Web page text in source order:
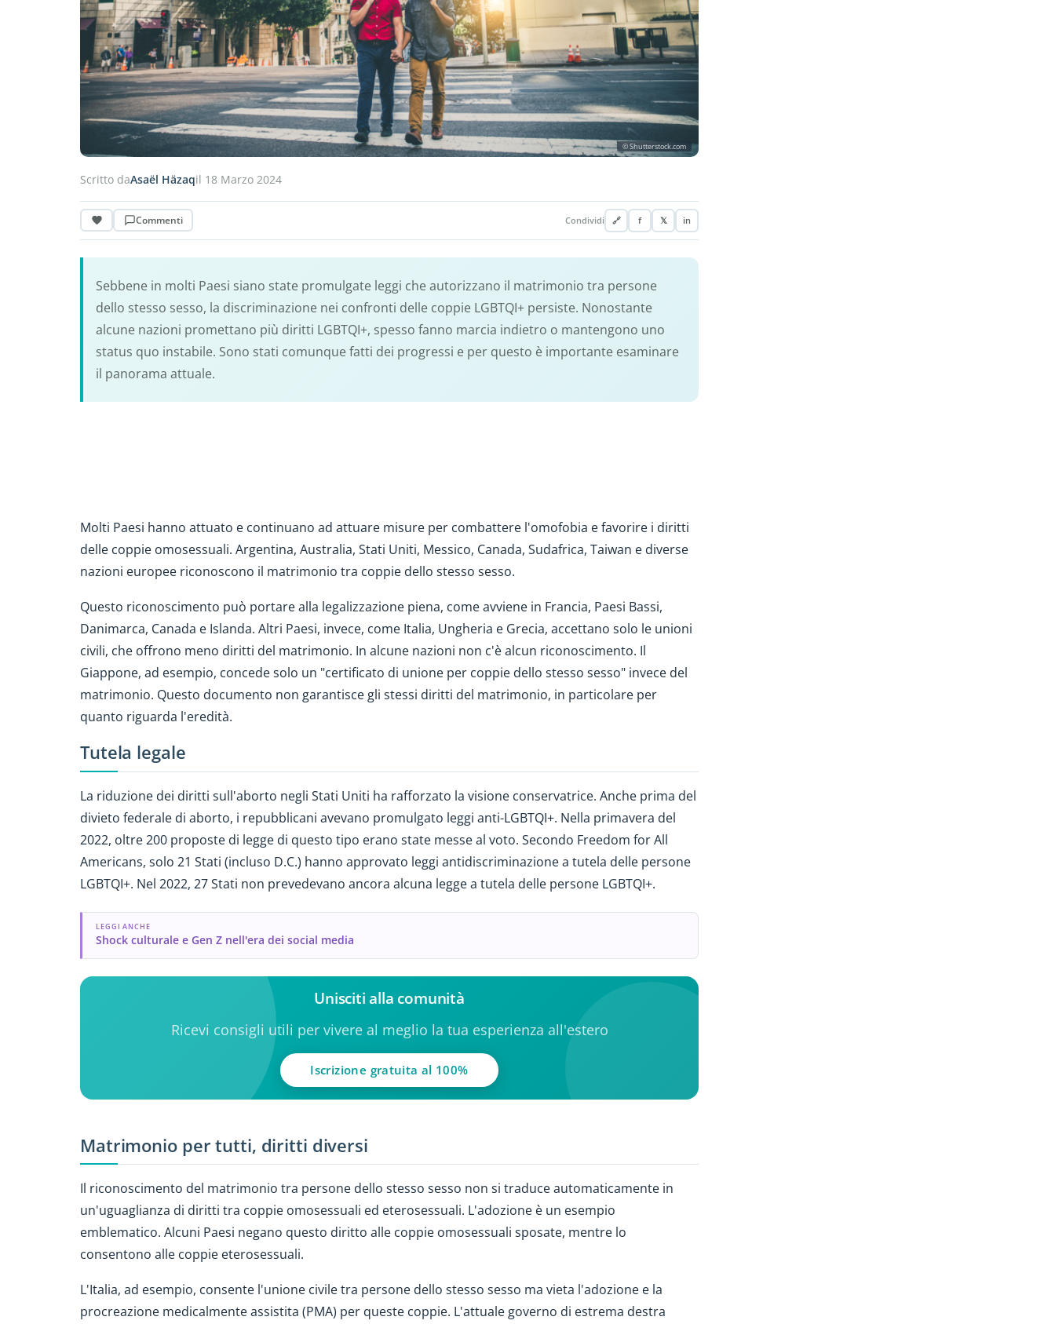
© Shutterstock.com
Scritto daAsaël Häzaqil 18 Marzo 2024
Commenti Condividi 🔗 f 𝕏 in
Sebbene in molti Paesi siano state promulgate leggi che autorizzano il matrimonio tra persone
dello stesso sesso, la discriminazione nei confronti delle coppie LGBTQI+ persiste. Nonostante
alcune nazioni promettano più diritti LGBTQI+, spesso fanno marcia indietro o mantengono uno
status quo instabile. Sono stati comunque fatti dei progressi e per questo è importante esaminare
il panorama attuale.
Molti Paesi hanno attuato e continuano ad attuare misure per combattere l'omofobia e favorire i diritti
delle coppie omosessuali. Argentina, Australia, Stati Uniti, Messico, Canada, Sudafrica, Taiwan e diverse
nazioni europee riconoscono il matrimonio tra coppie dello stesso sesso.
Questo riconoscimento può portare alla legalizzazione piena, come avviene in Francia, Paesi Bassi,
Danimarca, Canada e Islanda. Altri Paesi, invece, come Italia, Ungheria e Grecia, accettano solo le unioni
civili, che offrono meno diritti del matrimonio. In alcune nazioni non c'è alcun riconoscimento. Il
Giappone, ad esempio, concede solo un "certificato di unione per coppie dello stesso sesso" invece del
matrimonio. Questo documento non garantisce gli stessi diritti del matrimonio, in particolare per
quanto riguarda l'eredità.
Tutela legale
La riduzione dei diritti sull'aborto negli Stati Uniti ha rafforzato la visione conservatrice. Anche prima del
divieto federale di aborto, i repubblicani avevano promulgato leggi anti-LGBTQI+. Nella primavera del
2022, oltre 200 proposte di legge di questo tipo erano state messe al voto. Secondo Freedom for All
Americans, solo 21 Stati (incluso D.C.) hanno approvato leggi antidiscriminazione a tutela delle persone
LGBTQI+. Nel 2022, 27 Stati non prevedevano ancora alcuna legge a tutela delle persone LGBTQI+.
LEGGI ANCHE
Shock culturale e Gen Z nell'era dei social media
Unisciti alla comunità
Ricevi consigli utili per vivere al meglio la tua esperienza all'estero
Iscrizione gratuita al 100%
Matrimonio per tutti, diritti diversi
Il riconoscimento del matrimonio tra persone dello stesso sesso non si traduce automaticamente in
un'uguaglianza di diritti tra coppie omosessuali ed eterosessuali. L'adozione è un esempio
emblematico. Alcuni Paesi negano questo diritto alle coppie omosessuali sposate, mentre lo
consentono alle coppie eterosessuali.
L'Italia, ad esempio, consente l'unione civile tra persone dello stesso sesso ma vieta l'adozione e la
procreazione medicalmente assistita (PMA) per queste coppie. L'attuale governo di estrema destra